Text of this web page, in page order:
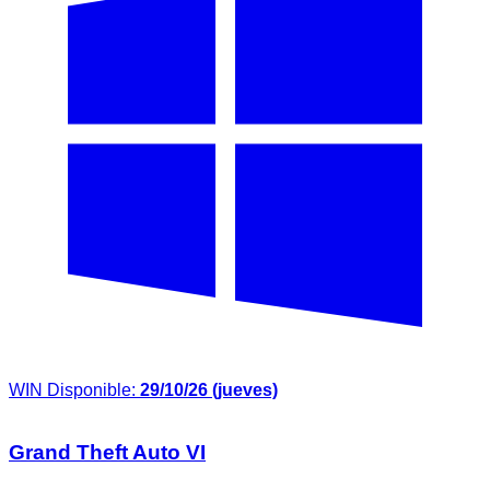
WIN Disponible: 29/10/26 (jueves)
Grand Theft Auto VI